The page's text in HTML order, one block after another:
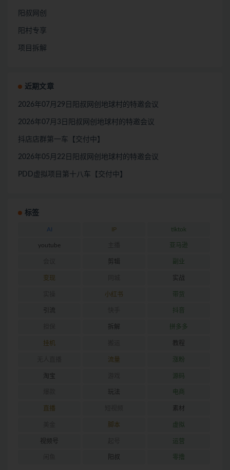
阳叔网创
阳村专享
项目拆解
近期文章
2026年07月29日阳叔网创地球村的特邀会议
2026年07月3日阳叔网创地球村的特邀会议
抖店店群第一车【交付中】
2026年05月22日阳叔网创地球村的特邀会议
PDD虚拟项目第十八车【交付中】
标签
AI IP tiktok
youtube 亚马逊
剪辑 副业
变现 实战
小红书 带货
引流 抖音
拆解 拼多多
挂机 教程
流量 涨粉
淘宝 源码
玩法 电商
直播 素材
脚本 虚拟
视频号 运营
阳叔 零撸